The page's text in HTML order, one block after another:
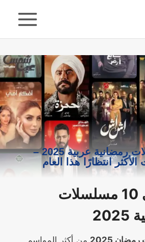
أفضل 10 مسلسلات رمضانية عربية 2025 –
انتظارًا هذا العام
مقدمة: أقوى 10 مسلسلات